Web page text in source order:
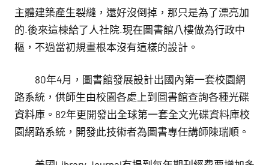
主體建築產生裂縫，還好沒倒掉，那只是為了漂亮加
的.後來這棟給了人社院.現在圖書館八樓做為行政中
樞，不過當初規畫根本沒有這樣的設計。
80年4月，圖書館發展設計出國內第一套校園網
路系統，供師生由校園各處上到圖書館查詢各種光碟
資料庫。82年更開發出全球第一套全文光碟資料庫校
園網路系統，開發此技術者為圖書專任講師陳瑞順。